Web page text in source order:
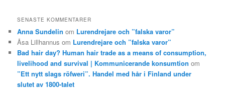
SENASTE KOMMENTARER
Anna Sundelin om Lurendrejare och ”falska varor”
Åsa Lillhannus om Lurendrejare och ”falska varor”
Bad hair day? Human hair trade as a means of consumption,
livelihood and survival | Kommunicerande konsumtion om
”Ett nytt slags röfweri”. Handel med hår i Finland under
slutet av 1800-talet